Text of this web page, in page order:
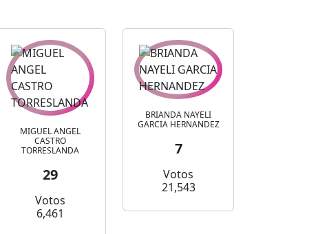
MIGUEL ANGEL
CASTRO
TORRESLANDA
29
Votos
6,461
BRIANDA NAYELI
GARCIA HERNANDEZ
7
Votos
21,543